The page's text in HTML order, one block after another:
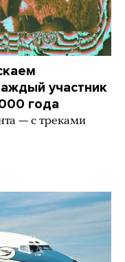
участник
года
— с треками